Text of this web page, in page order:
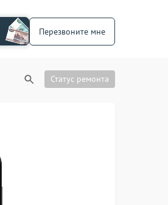
Перезвоните мне
Статус ремонта